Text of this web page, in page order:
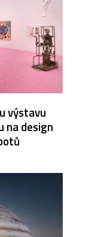
výstavu
na design